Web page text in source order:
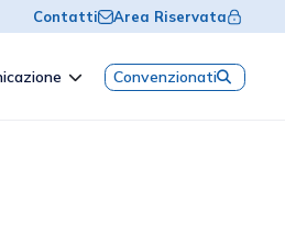
Contatti Area Riservata
Convenzionati